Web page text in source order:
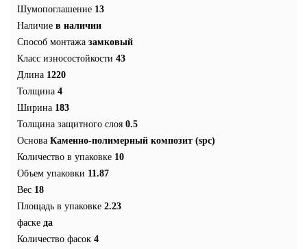
Шумопоглашение 13
Наличие в наличии
Способ монтажа замковый
Класс износостойкости 43
Длина 1220
Толщина 4
Ширина 183
Толщина защитного слоя 0.5
Основа Каменно-полимерный композит (spc)
Количество в упаковке 10
Объем упаковки 11.87
Вес 18
Площадь в упаковке 2.23
фаске да
Количество фасок 4